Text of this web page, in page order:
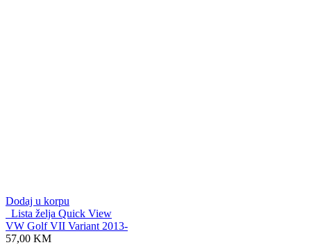
Dodaj u korpu
Lista želja Quick View
VW Golf VII Variant 2013-
57,00 KM